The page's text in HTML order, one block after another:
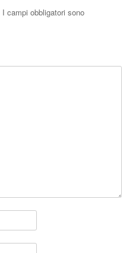
I campi obbligatori sono